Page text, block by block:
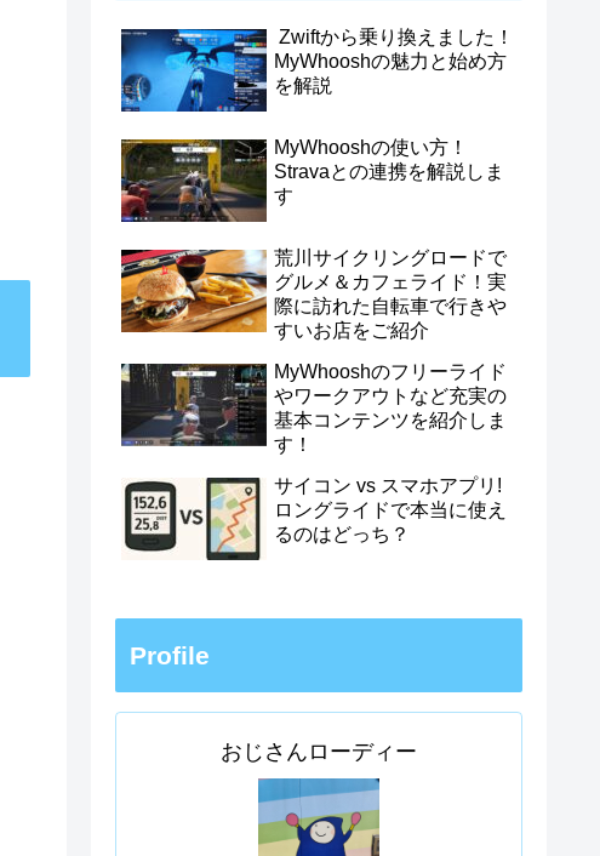
Zwiftから乗り換えました！
MyWhooshの魅力と始め方
を解説
MyWhooshの使い方！
Stravaとの連携を解説しま
す
荒川サイクリングロードで
グルメ＆カフェライド！実
際に訪れた自転車で行きや
すいお店をご紹介
MyWhooshのフリーライド
やワークアウトなど充実の
基本コンテンツを紹介しま
す！
サイコン vs スマホアプリ!
ロングライドで本当に使え
るのはどっち？
Profile
おじさんローディー